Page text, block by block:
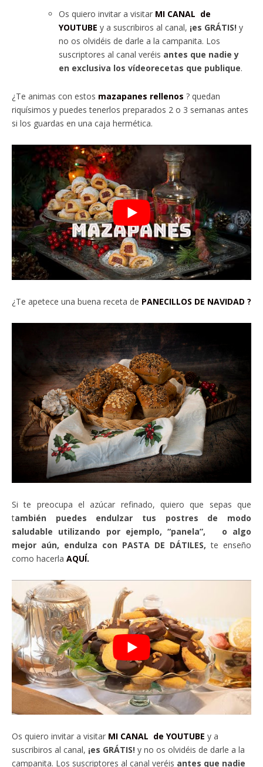
Os quiero invitar a visitar MI CANAL de
YOUTUBE y a suscribiros al canal, ¡es GRÁTIS! y
no os olvidéis de darle a la campanita. Los
suscriptores al canal veréis antes que nadie y
en exclusiva los vídeorecetas que publique.
¿Te animas con estos mazapanes rellenos ? quedan
riquísimos y puedes tenerlos preparados 2 o 3 semanas antes
si los guardas en una caja hermética.
¿Te apetece una buena receta de PANECILLOS DE NAVIDAD ?
Si te preocupa el azúcar refinado, quiero que sepas que
también puedes endulzar tus postres de modo
saludable utilizando por ejemplo, “panela”, o algo
mejor aún, endulza con PASTA DE DÁTILES,te enseño
como hacerla AQUÍ.
Os quiero invitar a visitar MI CANAL de YOUTUBE y a
suscribiros al canal, ¡es GRÁTIS! y no os olvidéis de darle a la
campanita. Los suscriptores al canal veréis antes que nadie